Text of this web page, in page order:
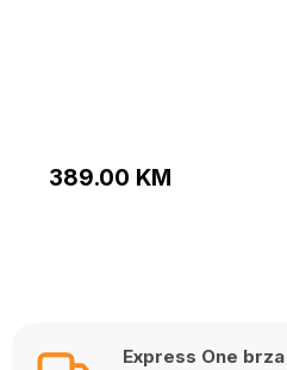
389.00 KM
Express One